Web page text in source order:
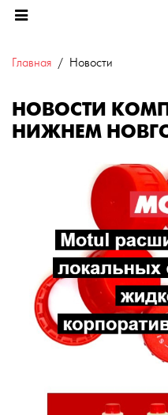
Главная Новости
НОВОСТИ
НИЖНЕМ